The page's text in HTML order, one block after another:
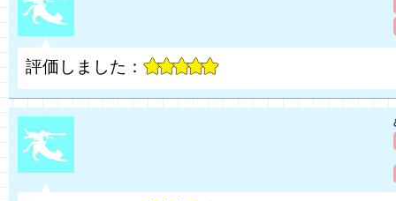
評価しました：